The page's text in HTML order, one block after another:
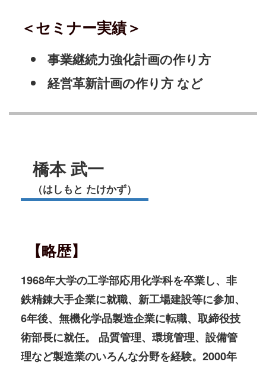
＜セミナー実績＞
事業継続力強化計画の作り方
経営革新計画の作り方 など
橋本 武一
（はしもと たけかず）
【略歴】
1968年大学の工学部応用化学科を卒業し、非
鉄精錬大手企業に就職、新工場建設等に参加、
6年後、無機化学品製造企業に転職、取締役技
術部長に就任。 品質管理、環境管理、設備管
理など製造業のいろんな分野を経験。2000年